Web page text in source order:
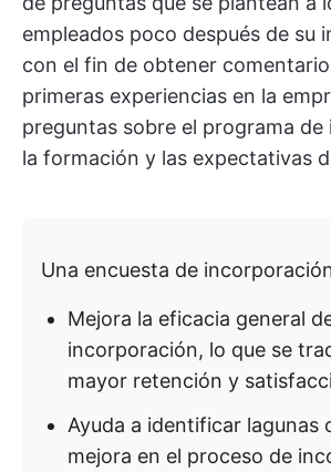
empleados poco después de su
con el fin de obtener
primeras experiencias en la
preguntas sobre el programa
la formación y las expectativas
Una encuesta de
Mejora la eficacia general
incorporación, lo que se
mayor retención y
Ayuda a identificar lagunas
mejora en el proceso de